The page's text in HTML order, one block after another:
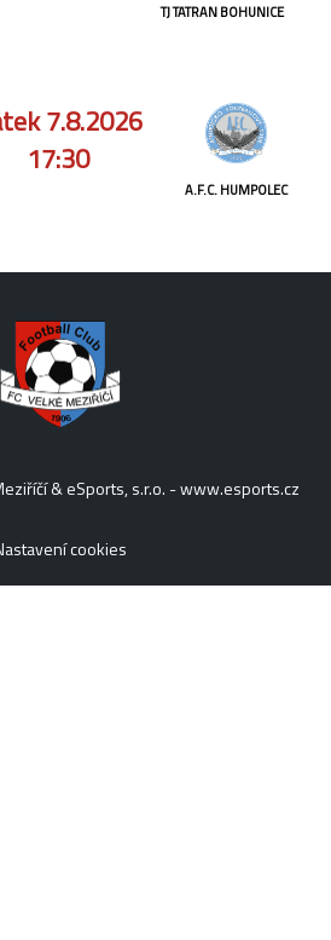
TJ TATRAN BOHUNICE
7.8.2026
17:30
A.F.C. HUMPOLEC
& eSports, s.r.o. -www.esports.cz
cookies